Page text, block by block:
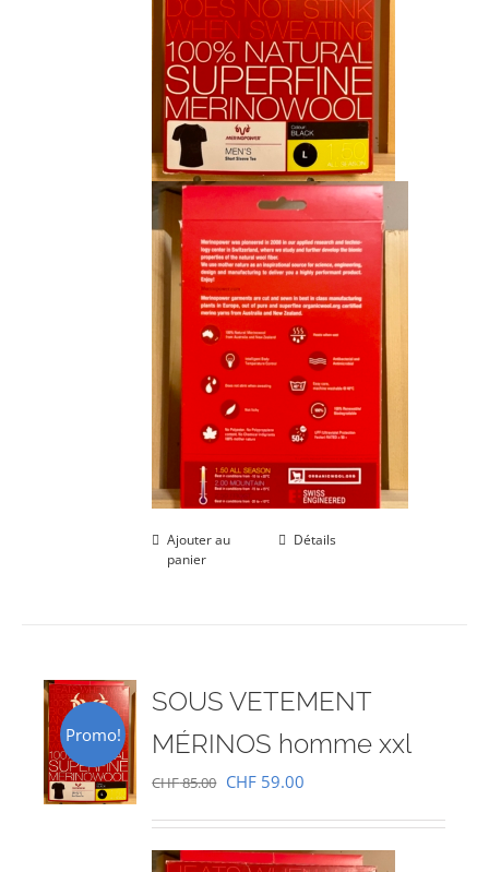
Ajouter au
panier
Détails
Promo!
SOUS VETEMENT
MÉRINOS homme xxl
CHF85.00 Le
initial
CHF 59.00
actuel